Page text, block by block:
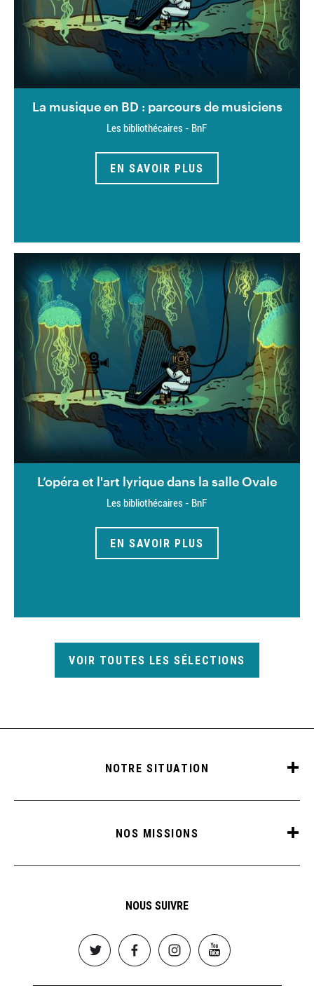
La musique en BD : parcours de musiciens
Les bibliothécaires - BnF
EN SAVOIR PLUS
L’opéra et l'art lyrique dans la salle Ovale
Les bibliothécaires - BnF
EN SAVOIR PLUS
VOIR TOUTES LES SÉLECTIONS
NOTRE SITUATION
NOS MISSIONS
NOUS SUIVRE
Image Image Image Image